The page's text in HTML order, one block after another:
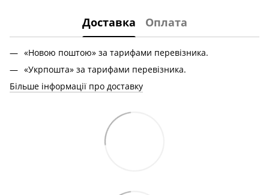
Доставка Оплата
«Новою поштою» за тарифами перевізника.
«Укрпошта» за тарифами перевізника.
Більше інформації про доставку